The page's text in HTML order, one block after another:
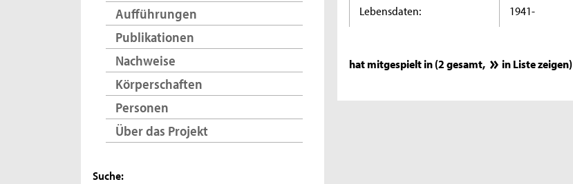
Aufführungen
Publikationen
Nachweise
Körperschaften
Personen
Über das Projekt
Suche:
Lebensdaten: 1941-
hat mitgespielt in (2 gesamt, in Liste zeigen)